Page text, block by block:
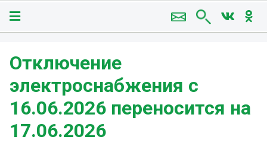
️Отключение
электроснабжения с
16.06.2026 переносится на
17.06.2026️